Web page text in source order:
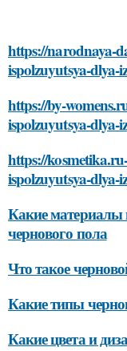
https://narodnaya-
ispolzuyutsya-dlya-
https://by-
ispolzuyutsya-dlya-
https://
ispolzuyutsya-dlya-
Какие материалы
чернового пола
Что такое
Какие типы
Какие цвета и